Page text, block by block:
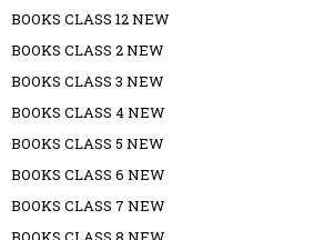
BOOKS CLASS 12 NEW
BOOKS CLASS 2 NEW
BOOKS CLASS 3 NEW
BOOKS CLASS 4 NEW
BOOKS CLASS 5 NEW
BOOKS CLASS 6 NEW
BOOKS CLASS 7 NEW